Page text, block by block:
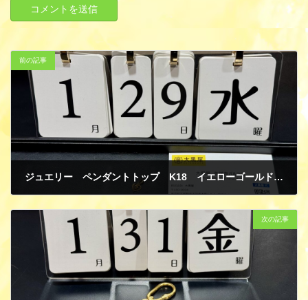
前の記事
ジュエリー ペンダントトップ K18 イエローゴールド 買取
次の記事